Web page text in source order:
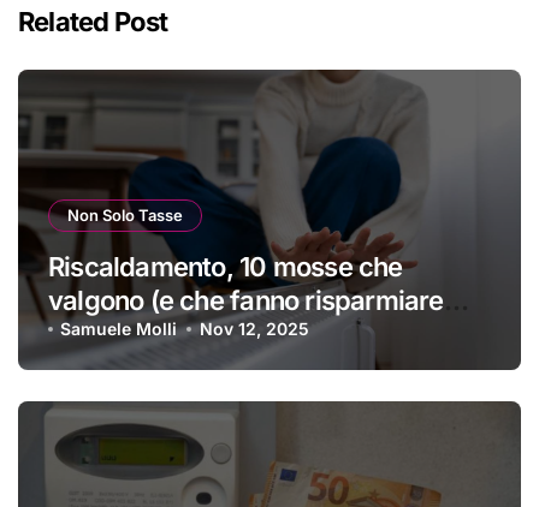
Related Post
Non Solo Tasse
Riscaldamento, 10 mosse che
valgono (e che fanno risparmiare
tanti soldini) | I trucchi migliori per
passare un inverno spettacolare
Samuele Molli Nov 12, 2025